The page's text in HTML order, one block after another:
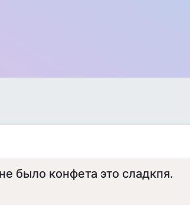
было конфета это сладкпя.